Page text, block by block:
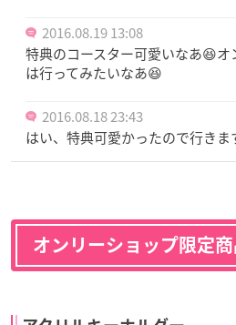
2016.08.19 13:08
特典のコースター可愛いなあ😆
は行ってみたいなあ😆
2016.08.18 23:43
はい、特典可愛かったので行きま
オンリーショップ限定商